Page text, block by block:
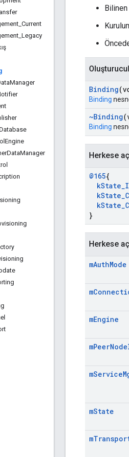
Current
Legacy
Manager
Engine
DataManager
Binding
Binding
~Binding
Binding
Herkese
@165{
kState_
kState_
kState_
}
Herkese
mAuthMode
m
mEngine
mPeerNode
mService
mState
m